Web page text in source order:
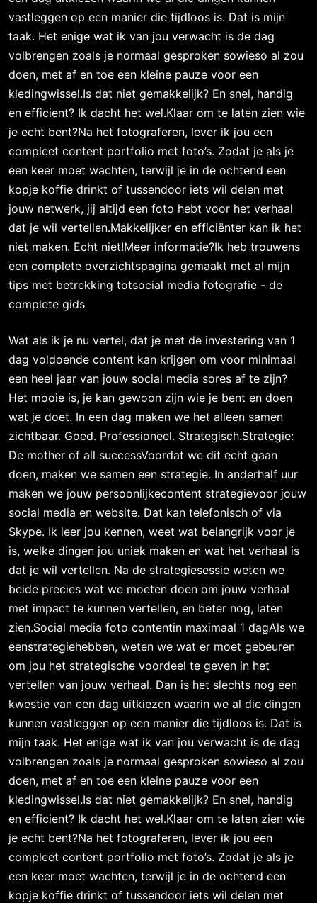
vastleggen op een manier die tijdloos is. Dat is mijn
taak. Het enige wat ik van jou verwacht is de dag
volbrengen zoals je normaal gesproken sowieso al zou
doen, met af en toe een kleine pauze voor een
kledingwissel.Is dat niet gemakkelijk? En snel, handig
en efficient? Ik dacht het wel.Klaar om te laten zien wie
je echt bent?Na het fotograferen, lever ik jou een
compleet content portfolio met foto’s. Zodat je als je
een keer moet wachten, terwijl je in de ochtend een
kopje koffie drinkt of tussendoor iets wil delen met
jouw netwerk, jij altijd een foto hebt voor het verhaal
dat je wil vertellen.Makkelijker en efficiënter kan ik het
niet maken. Echt niet!Meer informatie?Ik heb trouwens
een complete overzichtspagina gemaakt met al mijn
tips met betrekking totsocial media fotografie - de
complete gids
Wat als ik je nu vertel, dat je met de investering van 1
dag voldoende content kan krijgen om voor minimaal
een heel jaar van jouw social media sores af te zijn?
Het mooie is, je kan gewoon zijn wie je bent en doen
wat je doet. In een dag maken we het alleen samen
zichtbaar. Goed. Professioneel. Strategisch.Strategie:
De mother of all successVoordat we dit echt gaan
doen, maken we samen een strategie. In anderhalf uur
maken we jouw persoonlijkecontent strategievoor jouw
social media en website. Dat kan telefonisch of via
Skype. Ik leer jou kennen, weet wat belangrijk voor je
is, welke dingen jou uniek maken en wat het verhaal is
dat je wil vertellen. Na de strategiesessie weten we
beide precies wat we moeten doen om jouw verhaal
met impact te kunnen vertellen, en beter nog, laten
zien.Social media foto contentin maximaal 1 dagAls we
eenstrategiehebben, weten we wat er moet gebeuren
om jou het strategische voordeel te geven in het
vertellen van jouw verhaal. Dan is het slechts nog een
kwestie van een dag uitkiezen waarin we al die dingen
kunnen vastleggen op een manier die tijdloos is. Dat is
mijn taak. Het enige wat ik van jou verwacht is de dag
volbrengen zoals je normaal gesproken sowieso al zou
doen, met af en toe een kleine pauze voor een
kledingwissel.Is dat niet gemakkelijk? En snel, handig
en efficient? Ik dacht het wel.Klaar om te laten zien wie
je echt bent?Na het fotograferen, lever ik jou een
compleet content portfolio met foto’s. Zodat je als je
een keer moet wachten, terwijl je in de ochtend een
kopje koffie drinkt of tussendoor iets wil delen met